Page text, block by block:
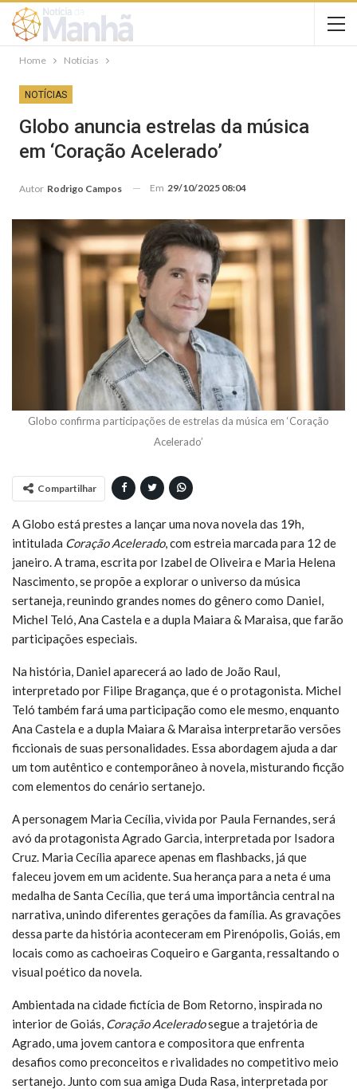
Home Notícias
NOTÍCIAS
Globo anuncia estrelas da música
em ‘Coração Acelerado’
Autor Rodrigo Campos Em 29/10/2025 08:04
Globo confirma participações de estrelas da música em ‘Coração
Acelerado’
Compartilhar
A Globo está prestes a lançar uma nova novela das 19h,
intitulada Coração Acelerado, com estreia marcada para 12 de
janeiro. A trama, escrita por Izabel de Oliveira e Maria Helena
Nascimento, se propõe a explorar o universo da música
sertaneja, reunindo grandes nomes do gênero como Daniel,
Michel Teló, Ana Castela e a dupla Maiara & Maraisa, que farão
participações especiais.
Na história, Daniel aparecerá ao lado de João Raul,
interpretado por Filipe Bragança, que é o protagonista. Michel
Teló também fará uma participação como ele mesmo, enquanto
Ana Castela e a dupla Maiara & Maraisa interpretarão versões
ficcionais de suas personalidades. Essa abordagem ajuda a dar
um tom autêntico e contemporâneo à novela, misturando ficção
com elementos do cenário sertanejo.
A personagem Maria Cecília, vivida por Paula Fernandes, será
avó da protagonista Agrado Garcia, interpretada por Isadora
Cruz. Maria Cecília aparece apenas em flashbacks, já que
faleceu jovem em um acidente. Sua herança para a neta é uma
medalha de Santa Cecília, que terá uma importância central na
narrativa, unindo diferentes gerações da família. As gravações
dessa parte da história aconteceram em Pirenópolis, Goiás, em
locais como as cachoeiras Coqueiro e Garganta, ressaltando o
visual poético da novela.
Ambientada na cidade fictícia de Bom Retorno, inspirada no
interior de Goiás, Coração Aceleradosegue a trajetória de
Agrado, uma jovem cantora e compositora que enfrenta
desafios como preconceitos e rivalidades no competitivo meio
sertanejo. Junto com sua amiga Duda Rasa, interpretada por